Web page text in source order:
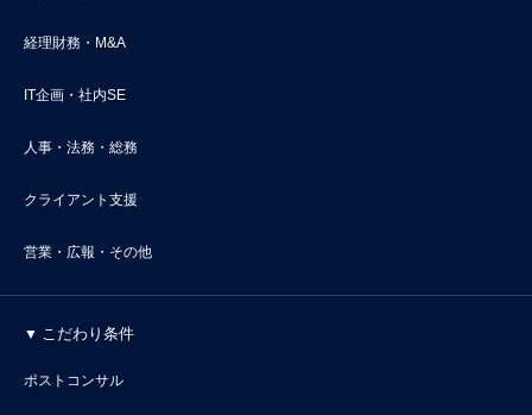
経理財務・M&A
IT企画・社内SE
人事・法務・総務
クライアント支援
営業・広報・その他
こだわり条件
ポストコンサル